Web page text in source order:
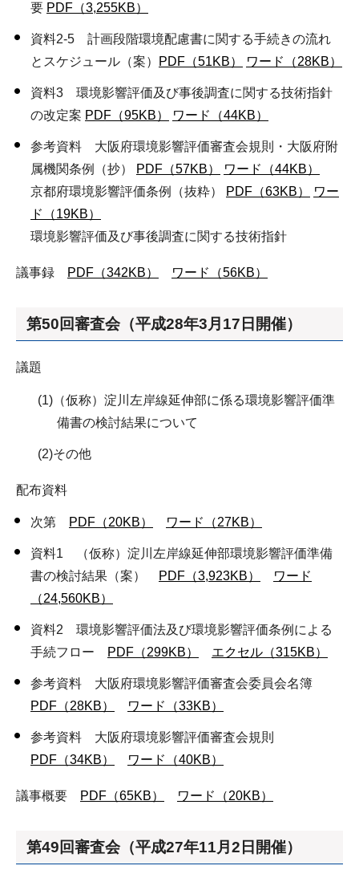
要 PDF（3,255KB）
資料2-5 計画段階環境配慮書に関する手続きの流れ
とスケジュール（案）
PDF（51KB） ワード（28KB）
資料3 環境影響評価及び事後調査に関する技術指針
の改定案 PDF（95KB） ワード（44KB）
参考資料 大阪府環境影響評価審査会規則・大阪府附
属機関条例（抄）
PDF（57KB）
ワード（44KB）
京都府環境影響評価条例（抜粋）
PDF（63KB）
ワー
ド（19KB）
環境影響評価及び事後調査に関する技術指針
議事録 PDF（342KB） ワード（56KB）
第50回審査会（平成28年3月17日開催）
議題
(1)（仮称）淀川左岸線延伸部に係る環境影響評価準
備書の検討結果について
(2)その他
配布資料
次第 PDF（20KB） ワード（27KB）
資料1 （仮称）淀川左岸線延伸部環境影響評価準備
書の検討結果（案）
PDF（3,923KB）
ワード
（24,560KB）
資料2 環境影響評価法及び環境影響評価条例による
手続フロー
PDF（299KB） エクセル（315KB）
参考資料 大阪府環境影響評価審査会委員会名簿
PDF（28KB）
ワード（33KB）
参考資料 大阪府環境影響評価審査会規則
PDF（34KB）
ワード（40KB）
議事概要 PDF（65KB） ワード（20KB）
第49回審査会（平成27年11月2日開催）